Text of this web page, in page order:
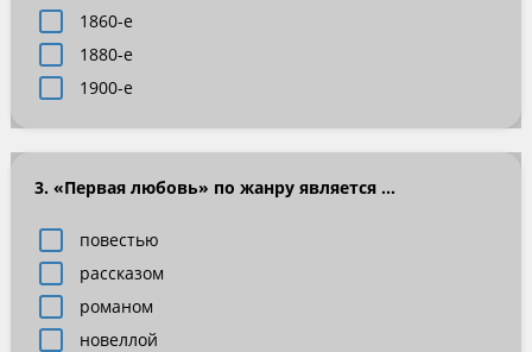
1860-е
1880-е
1900-е
3. «Первая любовь» по жанру является ...
повестью
рассказом
романом
новеллой